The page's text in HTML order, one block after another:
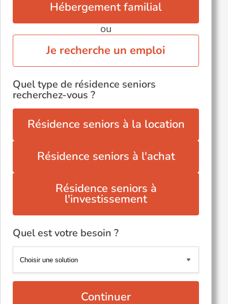
Hébergement familial
ou
Je recherche un emploi
Quel type de résidence seniors
recherchez-vous ?
Résidence seniors à la location
Résidence seniors à l'achat
Résidence seniors à
l'investissement
Quel est votre besoin ?
Continuer